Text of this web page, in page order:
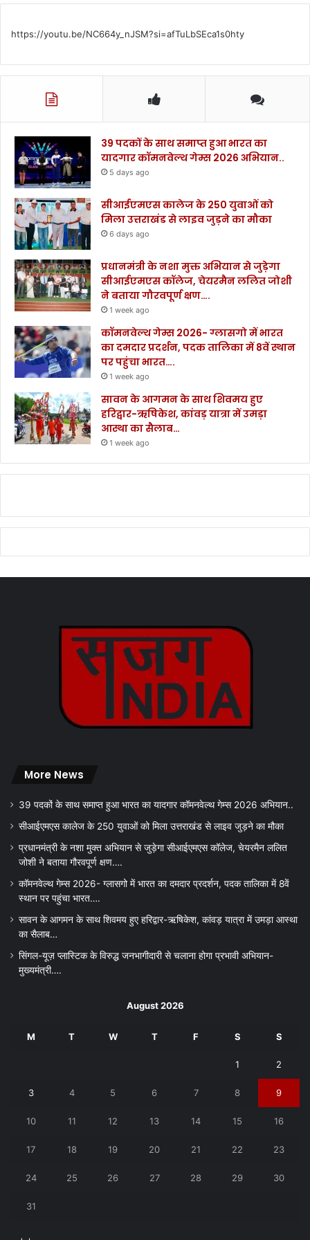
त
.
.
.
https://youtu.be/NC664y_nJSM?si=afTuLbSEca1s0hty
39 पदकों के साथ समाप्त हुआ भारत का
यादगार कॉमनवेल्थ गेम्स 2026 अभियान..
5 days ago
सीआईएमएस कालेज के 250 युवाओं को
मिला उत्तराखंड से लाइव जुड़ने का मौका
6 days ago
प्रधानमंत्री के नशा मुक्त अभियान से जुड़ेगा
सीआईएमएस कॉलेज, चेयरमैन ललित जोशी
ने बताया गौरवपूर्ण क्षण….
1 week ago
कॉमनवेल्थ गेम्स 2026- ग्लासगो में भारत
का दमदार प्रदर्शन, पदक तालिका में 8वें स्थान
पर पहुंचा भारत….
1 week ago
सावन के आगमन के साथ शिवमय हुए
हरिद्वार-ऋषिकेश, कांवड़ यात्रा में उमड़ा
आस्था का सैलाब…
1 week ago
More News
39 पदकों के साथ समाप्त हुआ भारत का यादगार कॉमनवेल्थ गेम्स 2026 अभियान..
सीआईएमएस कालेज के 250 युवाओं को मिला उत्तराखंड से लाइव जुड़ने का मौका
प्रधानमंत्री के नशा मुक्त अभियान से जुड़ेगा सीआईएमएस कॉलेज, चेयरमैन ललित
जोशी ने बताया गौरवपूर्ण क्षण….
कॉमनवेल्थ गेम्स 2026- ग्लासगो में भारत का दमदार प्रदर्शन, पदक तालिका में 8वें
स्थान पर पहुंचा भारत….
सावन के आगमन के साथ शिवमय हुए हरिद्वार-ऋषिकेश, कांवड़ यात्रा में उमड़ा आस्था
का सैलाब…
सिंगल-यूज़ प्लास्टिक के विरुद्ध जनभागीदारी से चलाना होगा प्रभावी अभियान-
मुख्यमंत्री….
August 2026
M T W T F S S
1 2
3 4 5 6 7 8 9
10 11 12 13 14 15 16
17 18 19 20 21 22 23
24 25 26 27 28 29 30
31